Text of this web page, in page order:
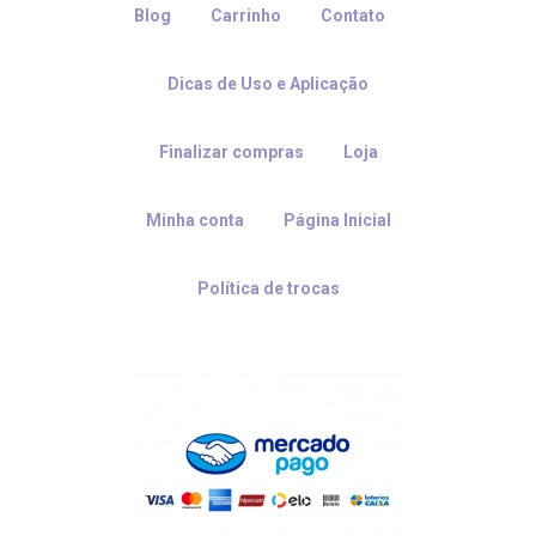
Blog Carrinho Contato
Dicas de Uso e Aplicação
Finalizar compras Loja
Minha conta Página Inicial
Política de trocas